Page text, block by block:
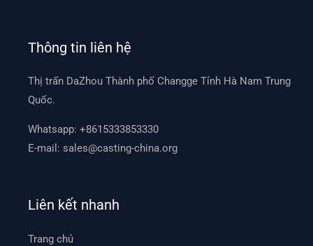
Thông tin liên hệ
Thị trấn DaZhou Thành phố Changge Tỉnh Hà Nam Trung
Quốc.
Whatsapp:+8615333853330
E-mail:sales@casting-china.org
Liên kết nhanh
Trang chủ